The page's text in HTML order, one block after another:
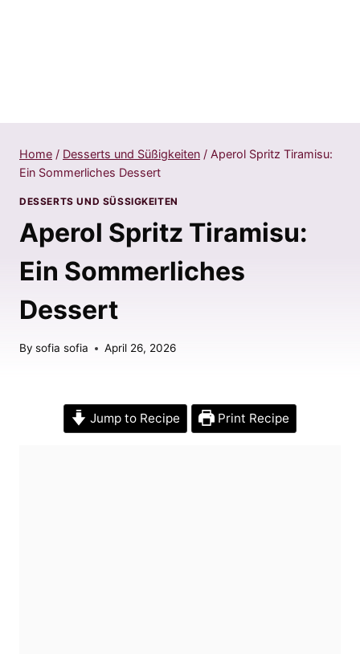
Home / Desserts und Süßigkeiten / Aperol Spritz Tiramisu:
Ein Sommerliches Dessert
DESSERTS UND SÜSSIGKEITEN
Aperol Spritz Tiramisu:
Ein Sommerliches
Dessert
By sofia sofia April 26, 2026
Jump to Recipe Print Recipe